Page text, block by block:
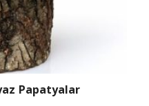
Papatyalar